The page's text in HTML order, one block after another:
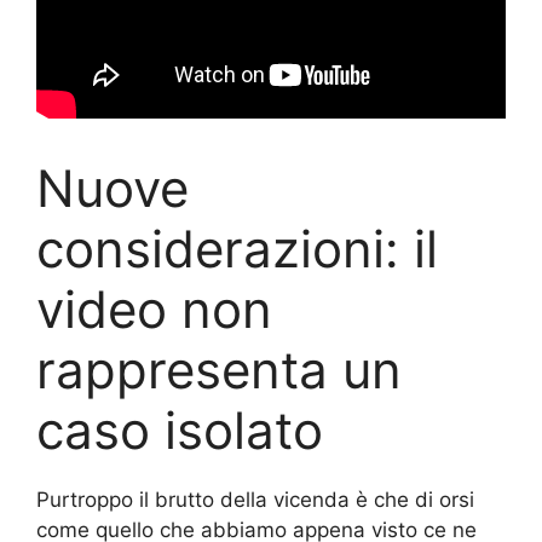
Nuove
considerazioni: il
video non
rappresenta un
caso isolato
Purtroppo il brutto della vicenda è che di orsi
come quello che abbiamo appena visto ce ne